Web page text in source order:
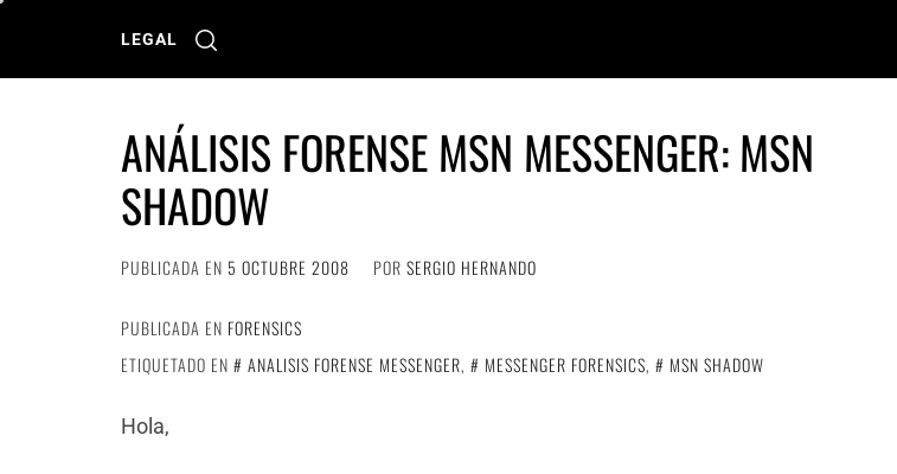
LEGAL
ANÁLISIS FORENSE MSN MESSENGER: MSN
SHADOW
PUBLICADA EN 5 OCTUBRE 2008 POR SERGIO HERNANDO
PUBLICADA EN FORENSICS
ETIQUETADO EN
ANALISIS FORENSE MESSENGER, MESSENGER FORENSICS, MSN SHADOW
Hola,